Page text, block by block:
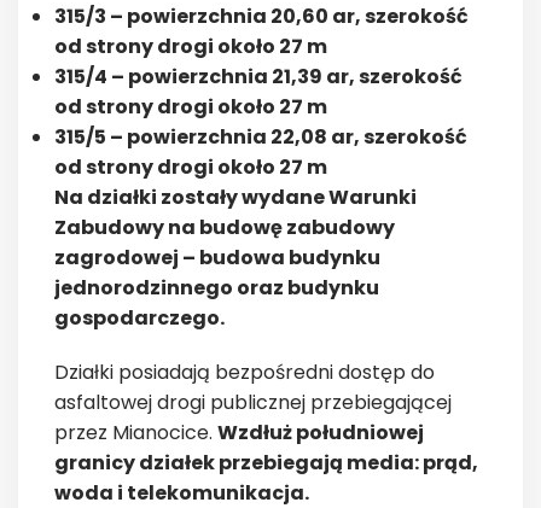
315/3 – powierzchnia 20,60 ar, szerokość
od strony drogi około 27 m
315/4 – powierzchnia 21,39 ar, szerokość
od strony drogi około 27 m
315/5 – powierzchnia 22,08 ar, szerokość
od strony drogi około 27 m
Na działki zostały wydane Warunki
Zabudowy na budowę zabudowy
zagrodowej – budowa budynku
jednorodzinnego oraz budynku
gospodarczego.
Działki posiadają bezpośredni dostęp do
asfaltowej drogi publicznej przebiegającej
przez Mianocice. Wzdłuż południowej
granicy działek przebiegają media: prąd,
woda i telekomunikacja.